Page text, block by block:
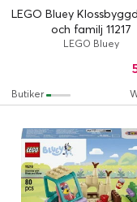
LEGO Bluey
och familj 11217
LEGO Bluey
Butiker